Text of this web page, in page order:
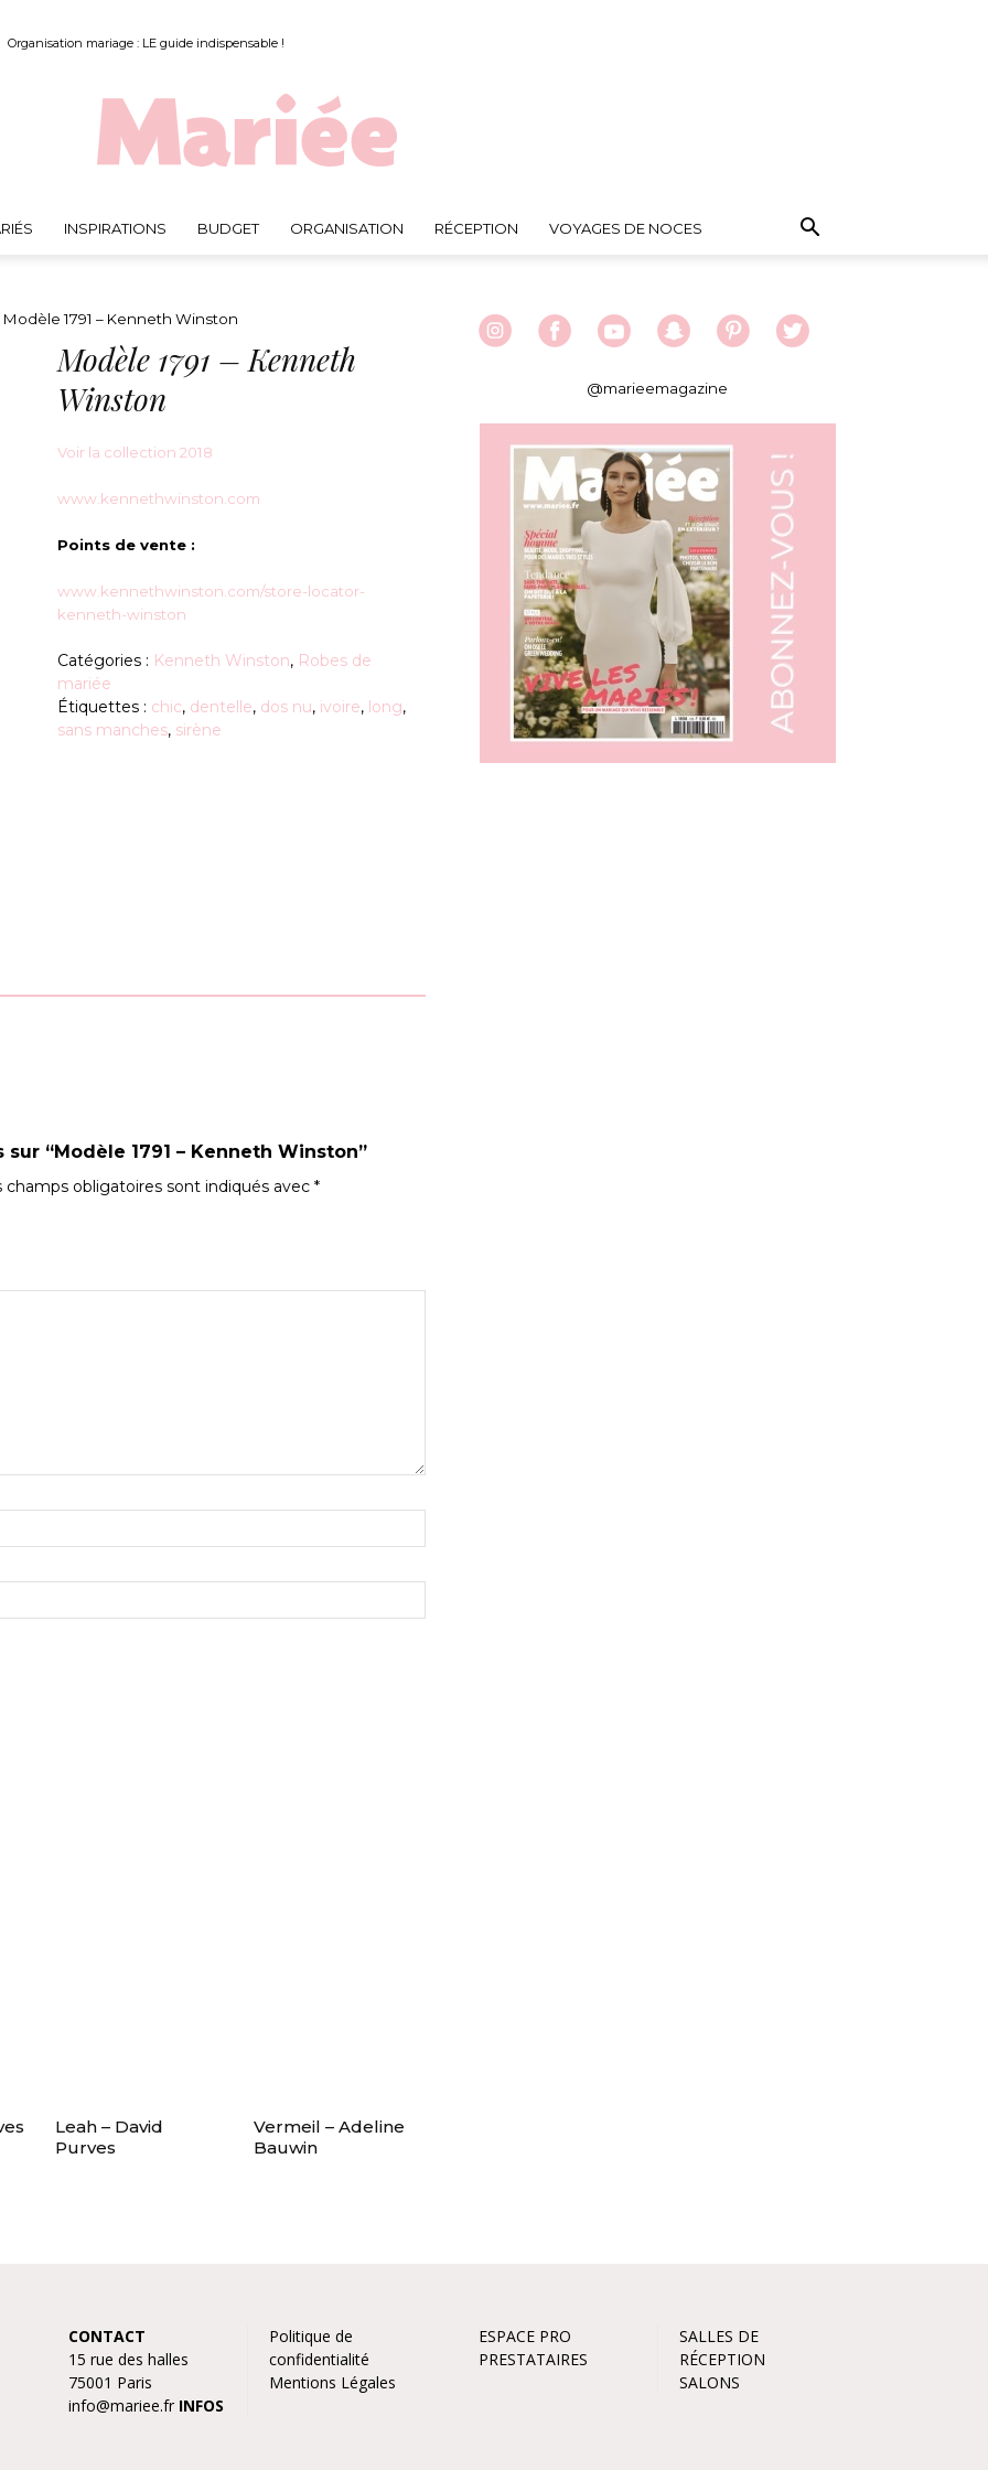
Organisation mariage : LE guide indispensable !
INSPIRATIONS BUDGET ORGANISATION RÉCEPTION VOYAGES DE NOCES
Modèle 1791 – Kenneth Winston
Modèle 1791 – Kenneth
Winston
Voir la collection 2018
www.kennethwinston.com
Points de vente :
www.kennethwinston.com/store-locator-
kenneth-winston
Catégories : Kenneth Winston, Robes de
mariée
Étiquettes : chic, dentelle, dos nu, ivoire, long,
sans manches, sirène
“Modèle 1791 – Kenneth Winston”
champs obligatoires sont indiqués avec *
Leah – David
Purves
Vermeil – Adeline
Bauwin
@marieemagazine
CONTACT
15 rue des halles
75001 Paris
info@mariee.fr INFOS
Politique de
confidentialité
Mentions Légales
ESPACE PRO
PRESTATAIRES
SALLES DE
RÉCEPTION
SALONS